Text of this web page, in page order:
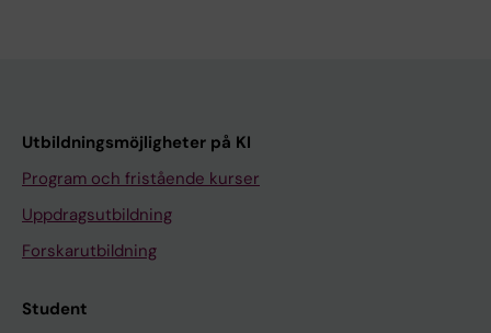
Utbildningsmöjligheter på KI
Program och fristående kurser
Uppdragsutbildning
Forskarutbildning
Student